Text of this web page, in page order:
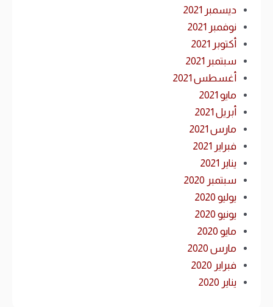
ديسمبر 2021
نوفمبر 2021
أكتوبر 2021
سبتمبر 2021
أغسطس 2021
مايو 2021
أبريل 2021
مارس 2021
فبراير 2021
يناير 2021
سبتمبر 2020
يوليو 2020
يونيو 2020
مايو 2020
مارس 2020
فبراير 2020
يناير 2020